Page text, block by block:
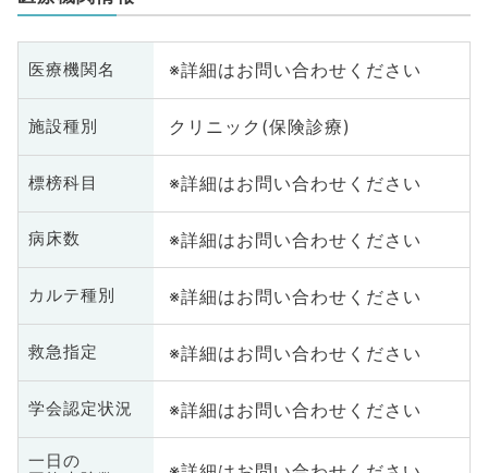
医療機関名 ※詳細はお問い合わせください
施設種別 クリニック(保険診療)
標榜科目 ※詳細はお問い合わせください
病床数 ※詳細はお問い合わせください
カルテ種別 ※詳細はお問い合わせください
救急指定 ※詳細はお問い合わせください
学会認定状況 ※詳細はお問い合わせください
一日の